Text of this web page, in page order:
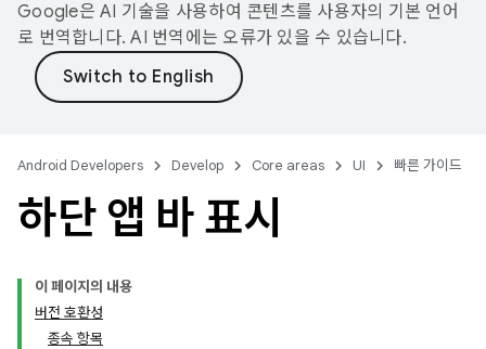
Google은 AI 기술을 사용하여 콘텐츠를 사용자의 기본 언어
로 번역합니다. AI 번역에는 오류가 있을 수 있습니다.
Android Developers Develop Core areas UI 빠른 가이드
하단 앱 바 표시
이 페이지의 내용
버전 호환성
종속 항목